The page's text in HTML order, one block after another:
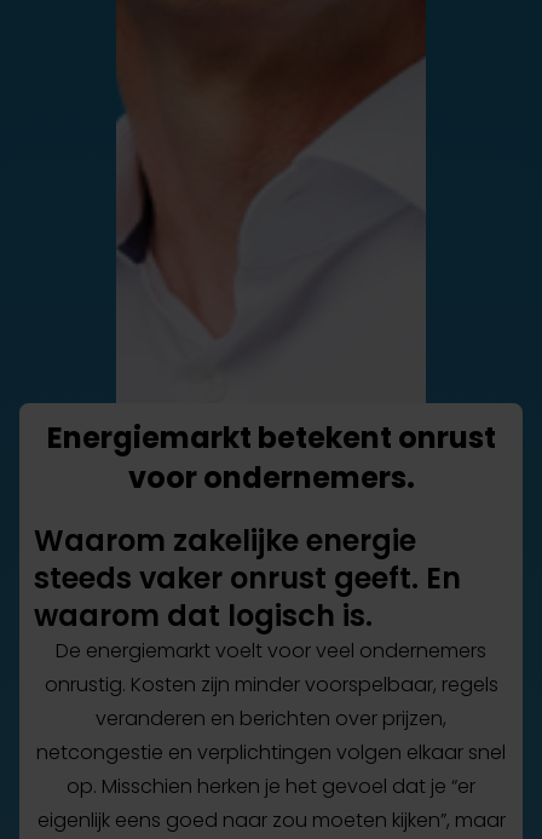
Energiemarkt betekent onrust
voor ondernemers.
Waarom zakelijke energie
steeds vaker onrust geeft. En
waarom dat logisch is.
De energiemarkt voelt voor veel ondernemers
onrustig. Kosten zijn minder voorspelbaar, regels
veranderen en berichten over prijzen,
netcongestie en verplichtingen volgen elkaar snel
op. Misschien herken je het gevoel dat je “er
eigenlijk eens goed naar zou moeten kijken”, maar